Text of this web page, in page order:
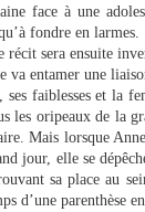
face à une
fondre en larmes.
récit sera ensuite
entamer une
faiblesses et la
les oripeaux de la
Mais lorsque
jour, elle se
sa place au
d’une parenthèse